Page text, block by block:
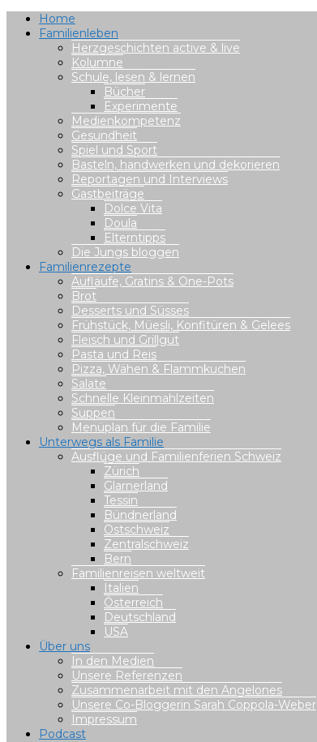
Home
Familienleben
Herzgeschichten active & live
Kolumne
Schule, lesen & lernen
Bücher
Experimente
Medienkompetenz
Gesundheit
Spiel und Sport
Basteln, handwerken und dekorieren
Reportagen und Interviews
Gastbeiträge
Dolce Vita
Doula
Elterntipps
Die Jungs bloggen
Familienrezepte
Aufläufe, Gratins & One-Pots
Brot
Desserts und Süsses
Frühstück, Müesli, Konfitüren & Gelees
Fleisch und Grillgut
Pasta und Reis
Pizza, Wähen & Flammkuchen
Salate
Schnelle Kleinmahlzeiten
Suppen
Menüplan für die Familie
Unterwegs als Familie
Ausflüge und Familienferien Schweiz
Zürich
Glarnerland
Tessin
Bündnerland
Ostschweiz
Zentralschweiz
Bern
Familienreisen weltweit
Italien
Österreich
Deutschland
USA
Über uns
In den Medien
Unsere Referenzen
Zusammenarbeit mit den Angelones
Unsere Co-Bloggerin Sarah Coppola-Weber
Impressum
Podcast